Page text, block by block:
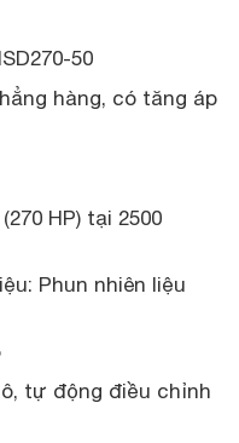
50
hàng, có tăng áp
HP) tại 2500
Phun nhiên liệu
tự động điều chỉnh